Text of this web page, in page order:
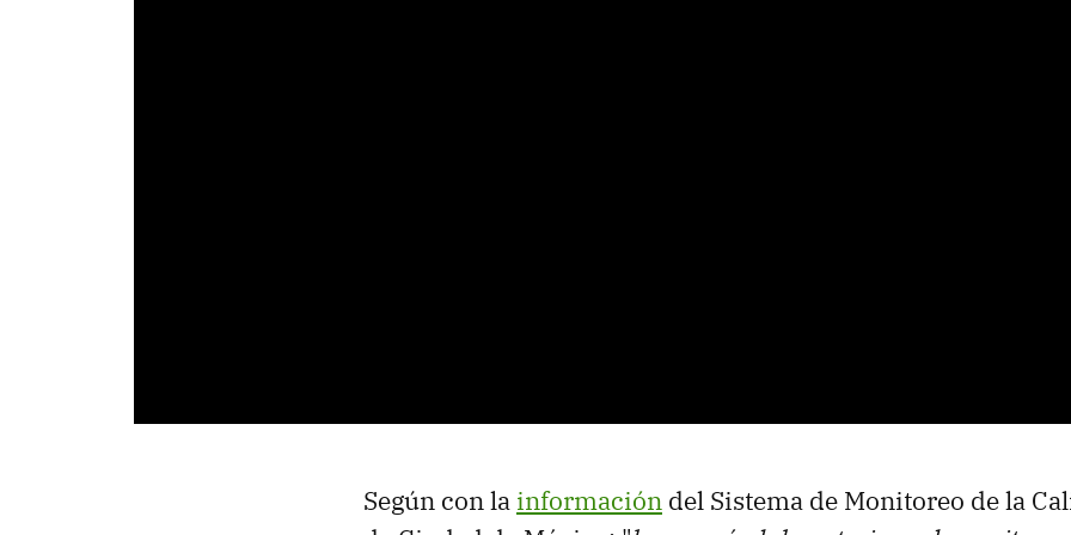
Según con la información del Sistema de Monitoreo de la